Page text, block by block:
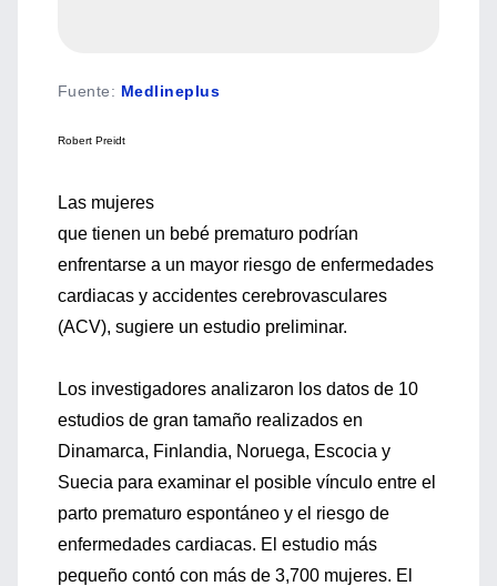
Fuente: Medlineplus
Robert Preidt
Las mujeres
que tienen un bebé prematuro podrían
enfrentarse a un mayor riesgo de enfermedades
cardiacas y accidentes cerebrovasculares
(ACV), sugiere un estudio preliminar.
Los investigadores analizaron los datos de 10
estudios de gran tamaño realizados en
Dinamarca, Finlandia, Noruega, Escocia y
Suecia para examinar el posible vínculo entre el
parto prematuro espontáneo y el riesgo de
enfermedades cardiacas. El estudio más
pequeño contó con más de 3,700 mujeres. El